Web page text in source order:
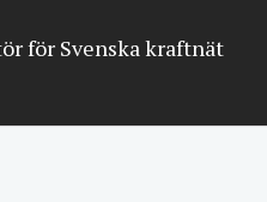
för Svenska kraftnät